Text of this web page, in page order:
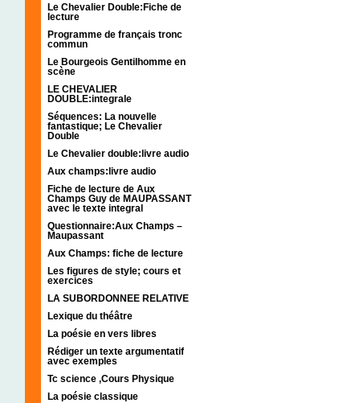
Le Chevalier Double:Fiche de
lecture
Programme de français tronc
commun
Le Bourgeois Gentilhomme en
scène
LE CHEVALIER
DOUBLE:integrale
Séquences: La nouvelle
fantastique; Le Chevalier
Double
Le Chevalier double:livre audio
Aux champs:livre audio
Fiche de lecture de Aux
Champs Guy de MAUPASSANT
avec le texte integral
Questionnaire:Aux Champs –
Maupassant
Aux Champs: fiche de lecture
Les figures de style; cours et
exercices
LA SUBORDONNEE RELATIVE
Lexique du théâtre
La poésie en vers libres
Rédiger un texte argumentatif
avec exemples
Tc science ,Cours Physique
La poésie classique